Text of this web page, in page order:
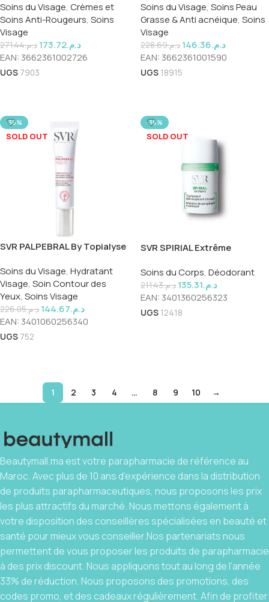
Soins du Visage, Crèmes et
Soins Anti-Rougeurs, Soins
Visage
د.م.271.44 د.م.173.72
EAN: 3662361002726
UGS 7903
Soins du Visage, Soins Peau
Grasse & Anti acnéique, Soins
Visage
د.م.228.69 د.م.146.36
EAN: 3662361001590
UGS 18915
-36%
SOLD OUT
SVR PALPEBRAL By Topialyse
Soins du Visage, Hydratant
Visage, Soin Contour des
Yeux, Soins Visage
د.م.226.05 د.م.144.67
EAN: 3401060256340
UGS 752
-36%
SOLD OUT
SVR SPIRIAL Extrême
INTENSIF 20 ML
Soins du Corps, Déodorant
د.م.211.43 د.م.135.31
EAN: 3401360256323
UGS 12418
1 2 3 4 … 8 9 10 →
Beautymall.ma est votre parapharmacie de référence au
Maroc. Avec plus de 10 ans d’expérience dans la distribution
de produits parapharmaceutiques, nous proposons les prix
les plus attractifs du marché. Nous mettons également à
votre disposition des conseillères spécialisées en beauté et
santé pour mieux vous conseiller.Nos partenariats nous
permettent de vous proposer les produits de parapharmacie
à des prix discount. Nous appliquons tout au long de l’année
33% de réduction. Nous proposons des promotions, des
codes promo, et des cadeaux régulièrement. Afin de profiter